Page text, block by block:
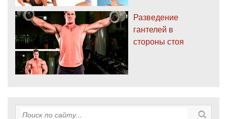
Разведение
гантелей в
стороны стоя